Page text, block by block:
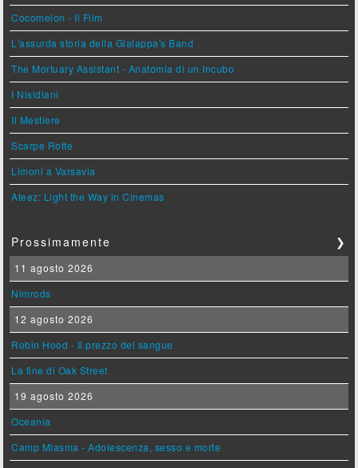
Cocomelon - Il Film
L'assurda storia della Gialappa's Band
The Mortuary Assistant - Anatomia di un Incubo
I Nisidiani
Il Mestiere
Scarpe Rotte
Limoni a Varsavia
Ateez: Light the Way in Cinemas
Prossimamente ❯
11 agosto 2026
Nimrods
12 agosto 2026
Robin Hood - Il prezzo del sangue
La fine di Oak Street
19 agosto 2026
Oceania
Camp Miasma - Adolescenza, sesso e morte